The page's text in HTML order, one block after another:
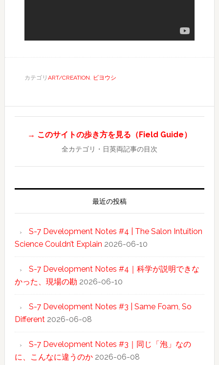
カテゴリ ART/CREATION, ビヨウシ
→ このサイトの歩き方を見る（Field Guide）
全カテゴリ・日英両記事の目次
最近の投稿
S-7 Development Notes #4 | The Salon Intuition
Science Couldn’t Explain 2026-06-10
S-7 Development Notes #4｜科学が説明できな
かった、現場の勘 2026-06-10
S-7 Development Notes #3 | Same Foam, So
Different 2026-06-08
S-7 Development Notes #3｜同じ「泡」なの
に、こんなに違うのか 2026-06-08